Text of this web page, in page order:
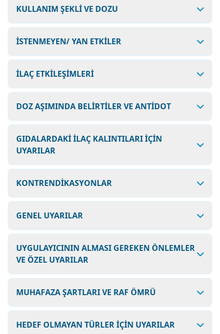
KULLANIM ŞEKLİ VE DOZU
İSTENMEYEN/ YAN ETKİLER
İLAÇ ETKİLEŞİMLERİ
DOZ AŞIMINDA BELİRTİLER VE ANTİDOT
GIDALARDAKİ İLAÇ KALINTILARI İÇİN
UYARILAR
KONTRENDİKASYONLAR
GENEL UYARILAR
UYGULAYICININ ALMASI GEREKEN ÖNLEMLER
VE ÖZEL UYARILAR
MUHAFAZA ŞARTLARI VE RAF ÖMRÜ
HEDEF OLMAYAN TÜRLER İÇİN UYARILAR